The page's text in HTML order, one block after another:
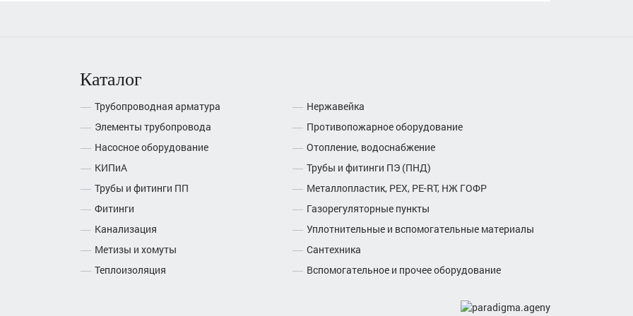
Каталог
Трубопроводная арматура
Нержавейка
Элементы трубопровода
Противопожарное оборудование
Насосное оборудование
Отопление, водоснабжение
КИПиА
Трубы и фитинги ПЭ (ПНД)
Трубы и фитинги ПП
Металлопластик, РЕХ, РЕ-RТ, НЖ ГОФР
Фитинги
Газорегуляторные пункты
Канализация
Уплотнительные и вспомогательные материалы
Метизы и хомуты
Сантехника
Теплоизоляция
Вспомогательное и прочее оборудование